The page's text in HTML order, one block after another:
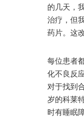
的几天，
治疗，但
药片。这
每位患者
化不良反
对于找到
岁的科莱
时有睡眠